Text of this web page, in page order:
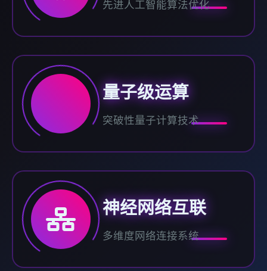
先进人工智能算法优化
量子级运算
突破性量子计算技术
神经网络互联
多维度网络连接系统